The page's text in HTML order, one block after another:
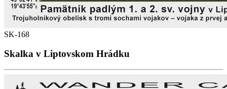
SK-168
Skalka v Liptovskom Hrádku